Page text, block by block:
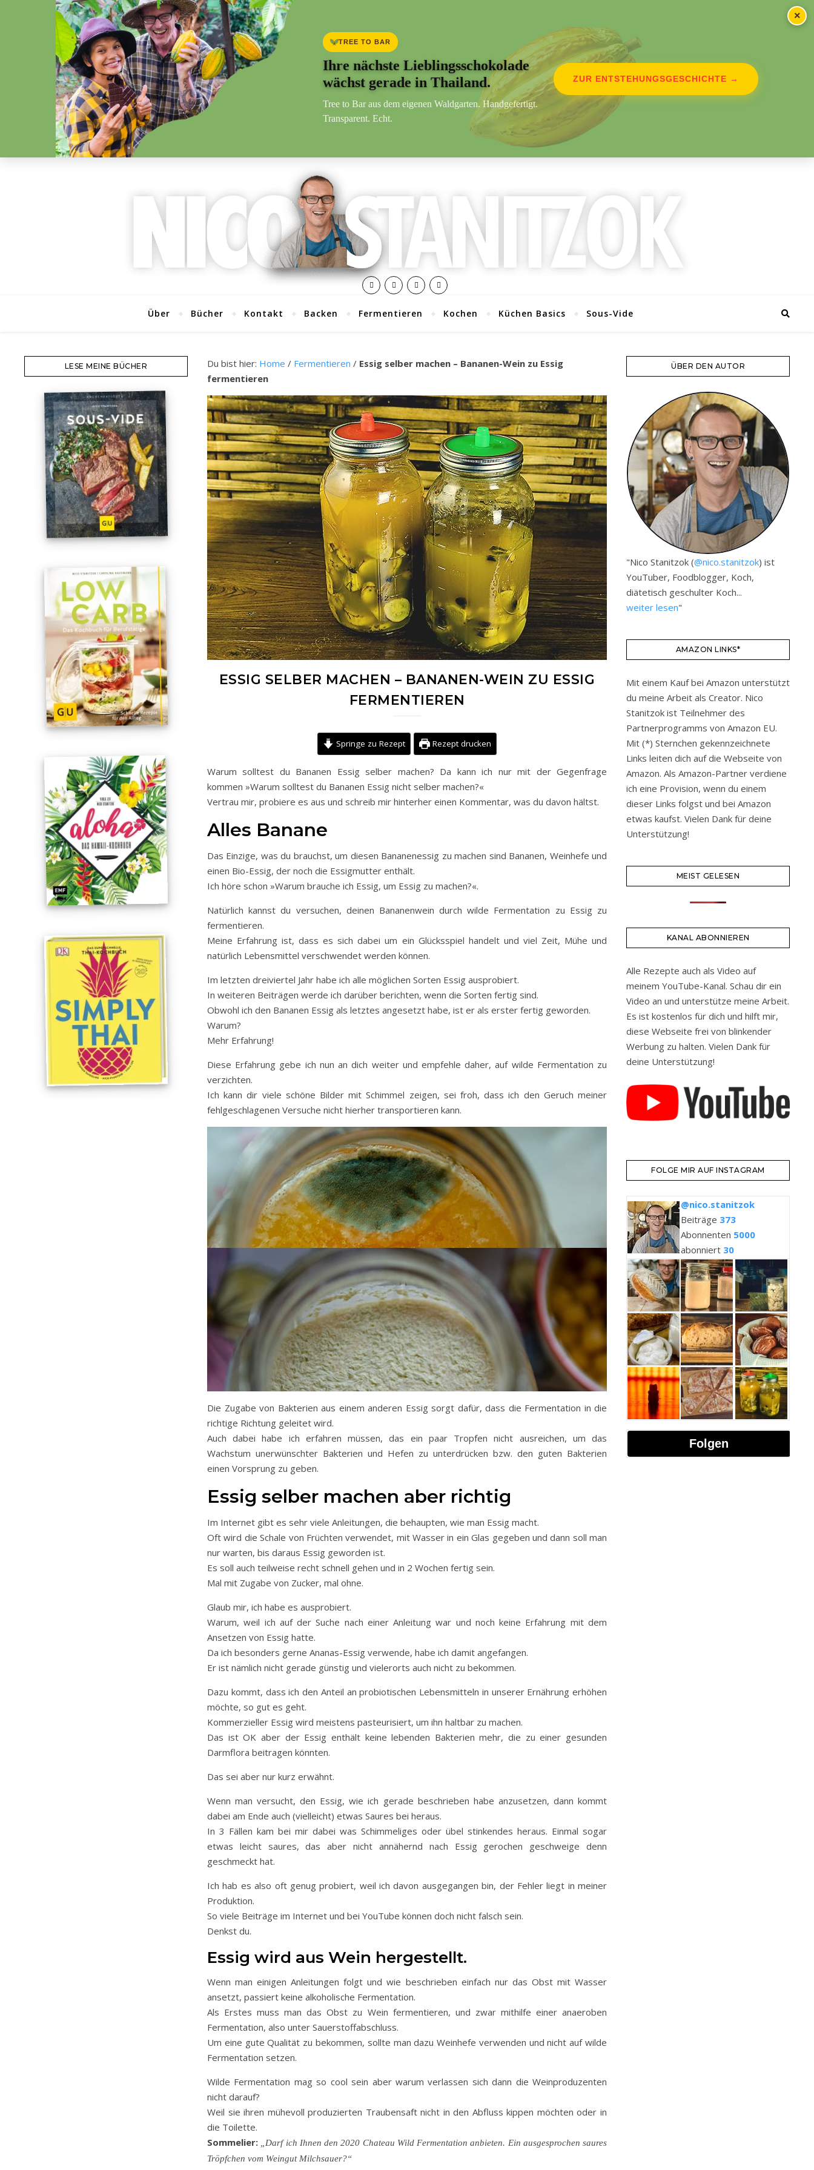
Über Bücher Kontakt Backen Fermentieren Kochen Küchen Basics Sous-Vide
LESE MEINE BÜCHER Du bist hier: Home / Fermentieren / Essig selber machen – Bananen-Wein zu Essig
fermentieren
ESSIG SELBER MACHEN – BANANEN-WEIN ZU ESSIG
FERMENTIEREN
Springe zu Rezept Rezept drucken
Warum solltest du Bananen Essig selber machen? Da kann ich nur mit der Gegenfrage
kommen »Warum solltest du Bananen Essig nicht selber machen?«
Vertrau mir, probiere es aus und schreib mir hinterher einen Kommentar, was du davon hältst.
Alles Banane
Das Einzige, was du brauchst, um diesen Bananenessig zu machen sind Bananen, Weinhefe und
einen Bio-Essig, der noch die Essigmutter enthält.
Ich höre schon »Warum brauche ich Essig, um Essig zu machen?«.
Natürlich kannst du versuchen, deinen Bananenwein durch wilde Fermentation zu Essig zu
fermentieren.
Meine Erfahrung ist, dass es sich dabei um ein Glücksspiel handelt und viel Zeit, Mühe und
natürlich Lebensmittel verschwendet werden können.
Im letzten dreiviertel Jahr habe ich alle möglichen Sorten Essig ausprobiert.
In weiteren Beiträgen werde ich darüber berichten, wenn die Sorten fertig sind.
Obwohl ich den Bananen Essig als letztes angesetzt habe, ist er als erster fertig geworden.
Warum?
Mehr Erfahrung!
Diese Erfahrung gebe ich nun an dich weiter und empfehle daher, auf wilde Fermentation zu
verzichten.
Ich kann dir viele schöne Bilder mit Schimmel zeigen, sei froh, dass ich den Geruch meiner
fehlgeschlagenen Versuche nicht hierher transportieren kann.
Die Zugabe von Bakterien aus einem anderen Essig sorgt dafür, dass die Fermentation in die
richtige Richtung geleitet wird.
Auch dabei habe ich erfahren müssen, das ein paar Tropfen nicht ausreichen, um das
Wachstum unerwünschter Bakterien und Hefen zu unterdrücken bzw. den guten Bakterien
einen Vorsprung zu geben.
Essig selber machen aber richtig
Im Internet gibt es sehr viele Anleitungen, die behaupten, wie man Essig macht.
Oft wird die Schale von Früchten verwendet, mit Wasser in ein Glas gegeben und dann soll man
nur warten, bis daraus Essig geworden ist.
Es soll auch teilweise recht schnell gehen und in 2 Wochen fertig sein.
Mal mit Zugabe von Zucker, mal ohne.
Glaub mir, ich habe es ausprobiert.
Warum, weil ich auf der Suche nach einer Anleitung war und noch keine Erfahrung mit dem
Ansetzen von Essig hatte.
Da ich besonders gerne Ananas-Essig verwende, habe ich damit angefangen.
Er ist nämlich nicht gerade günstig und vielerorts auch nicht zu bekommen.
Dazu kommt, dass ich den Anteil an probiotischen Lebensmitteln in unserer Ernährung erhöhen
möchte, so gut es geht.
Kommerzieller Essig wird meistens pasteurisiert, um ihn haltbar zu machen.
Das ist OK aber der Essig enthält keine lebenden Bakterien mehr, die zu einer gesunden
Darmflora beitragen könnten.
Das sei aber nur kurz erwähnt.
Wenn man versucht, den Essig, wie ich gerade beschrieben habe anzusetzen, dann kommt
dabei am Ende auch (vielleicht) etwas Saures bei heraus.
In 3 Fällen kam bei mir dabei was Schimmeliges oder übel stinkendes heraus. Einmal sogar
etwas leicht saures, das aber nicht annähernd nach Essig gerochen geschweige denn
geschmeckt hat.
Ich hab es also oft genug probiert, weil ich davon ausgegangen bin, der Fehler liegt in meiner
Produktion.
So viele Beiträge im Internet und bei YouTube können doch nicht falsch sein.
Denkst du.
Essig wird aus Wein hergestellt.
Wenn man einigen Anleitungen folgt und wie beschrieben einfach nur das Obst mit Wasser
ansetzt, passiert keine alkoholische Fermentation.
Als Erstes muss man das Obst zu Wein fermentieren, und zwar mithilfe einer anaeroben
Fermentation, also unter Sauerstoffabschluss.
Um eine gute Qualität zu bekommen, sollte man dazu Weinhefe verwenden und nicht auf wilde
Fermentation setzen.
Wilde Fermentation mag so cool sein aber warum verlassen sich dann die Weinproduzenten
nicht darauf?
Weil sie ihren mühevoll produzierten Traubensaft nicht in den Abfluss kippen möchten oder in
die Toilette.
Sommelier:
„Darf ich Ihnen den 2020 Chateau Wild Fermentation anbieten. Ein ausgesprochen saures
Tröpfchen vom Weingut Milchsauer?“
ÜBER DEN AUTOR
"Nico Stanitzok (@nico.stanitzok) ist
YouTuber, Foodblogger, Koch,
diätetisch geschulter Koch...
weiter lesen"
AMAZON LINKS*
Mit einem Kauf bei Amazon unterstützt
du meine Arbeit als Creator. Nico
Stanitzok ist Teilnehmer des
Partnerprogramms von Amazon EU.
Mit (*) Sternchen gekennzeichnete
Links leiten dich auf die Webseite von
Amazon. Als Amazon-Partner verdiene
ich eine Provision, wenn du einem
dieser Links folgst und bei Amazon
etwas kaufst. Vielen Dank für deine
Unterstützung!
MEIST GELESEN
KANAL ABONNIEREN
Alle Rezepte auch als Video auf
meinem YouTube-Kanal. Schau dir ein
Video an und unterstütze meine Arbeit.
Es ist kostenlos für dich und hilft mir,
diese Webseite frei von blinkender
Werbung zu halten. Vielen Dank für
deine Unterstützung!
FOLGE MIR AUF INSTAGRAM
@nico.stanitzok
Beiträge 373
Abonnenten 5000
abonniert 30
Folgen
×
TREE TO BAR
Ihre nächste Lieblingsschokolade
wächst gerade in Thailand.
Tree to Bar aus dem eigenen Waldgarten. Handgefertigt.
Transparent. Echt.
ZUR ENTSTEHUNGSGESCHICHTE →